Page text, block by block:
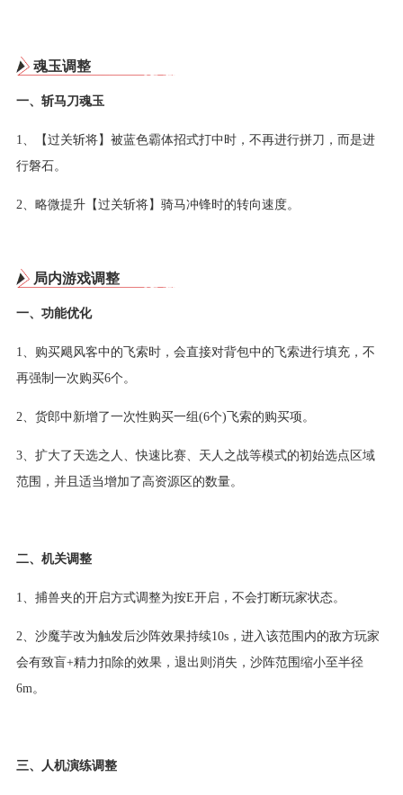
魂玉调整
一、斩马刀魂玉
1、【过关斩将】被蓝色霸体招式打中时，不再进行拼刀，而是进
行磐石。
2、略微提升【过关斩将】骑马冲锋时的转向速度。
局内游戏调整
一、功能优化
1、购买飓风客中的飞索时，会直接对背包中的飞索进行填充，不
再强制一次购买6个。
2、货郎中新增了一次性购买一组(6个)飞索的购买项。
3、扩大了天选之人、快速比赛、天人之战等模式的初始选点区域
范围，并且适当增加了高资源区的数量。
二、机关调整
1、捕兽夹的开启方式调整为按E开启，不会打断玩家状态。
2、沙魔芋改为触发后沙阵效果持续10s，进入该范围内的敌方玩家
会有致盲+精力扣除的效果，退出则消失，沙阵范围缩小至半径
6m。
三、人机演练调整